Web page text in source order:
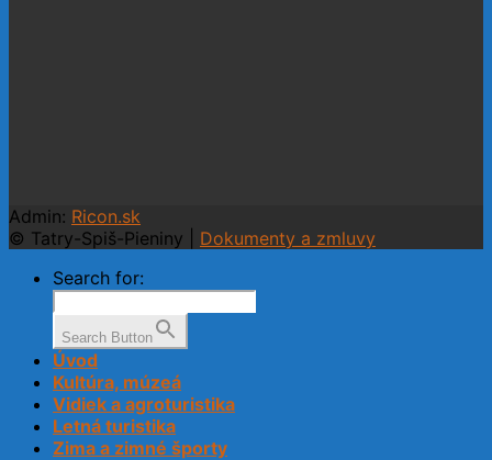
Admin: Ricon.sk
© Tatry-Spiš-Pieniny | Dokumenty a zmluvy
Search for:
Search Button
Úvod
Kultúra, múzeá
Vidiek a agroturistika
Letná turistika
Zima a zimné športy